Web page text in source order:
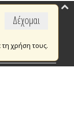
Δέχομαι
χρήση τους.